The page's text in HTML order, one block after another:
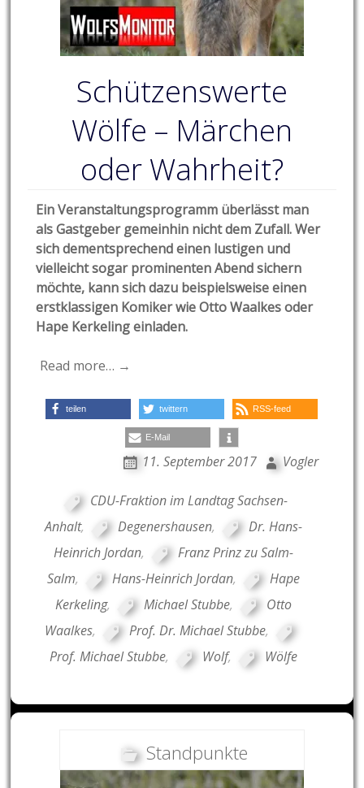
Schützenswerte
Wölfe – Märchen
oder Wahrheit?
Ein Veranstaltungsprogramm überlässt man
als Gastgeber gemeinhin nicht dem Zufall. Wer
sich dementsprechend einen lustigen und
vielleicht sogar prominenten Abend sichern
möchte, kann sich dazu beispielsweise einen
erstklassigen Komiker wie Otto Waalkes oder
Hape Kerkeling einladen.
Read more… →
teilen twittern RSS-feed
E-Mail
11. September 2017 Vogler
CDU-Fraktion im Landtag Sachsen-
Anhalt, Degenershausen,
Dr. Hans-
Heinrich Jordan,
Franz Prinz zu Salm-
Salm, Hans-Heinrich Jordan,
Hape
Kerkeling, Michael Stubbe,
Otto
Waalkes, Prof. Dr. Michael Stubbe,
Prof. Michael Stubbe, Wolf, Wölfe
Standpunkte